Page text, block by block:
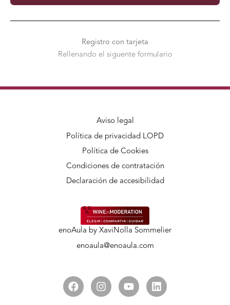
Registro con tarjeta
Rellenando el siguente formulario
Aviso legal
Política de privacidad LOPD
Política de Cookies
Condiciones de contratación
Declaración de accesibilidad
enoAula by XaviNolla Sommelier
enoaula@enoaula.com
F
a
I
n
Y
o
L
i